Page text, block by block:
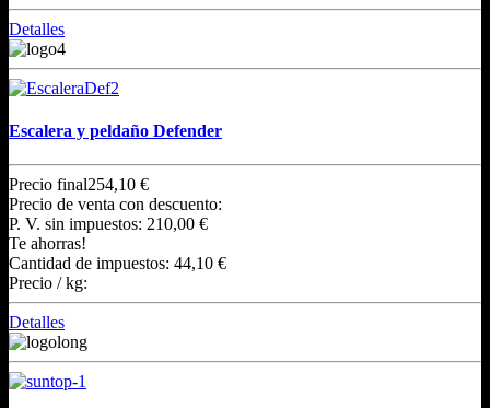
Detalles
Escalera y peldaño Defender
Precio final254,10 €
Precio de venta con descuento:
P. V. sin impuestos: 210,00 €
Te ahorras!
Cantidad de impuestos: 44,10 €
Precio / kg:
Detalles